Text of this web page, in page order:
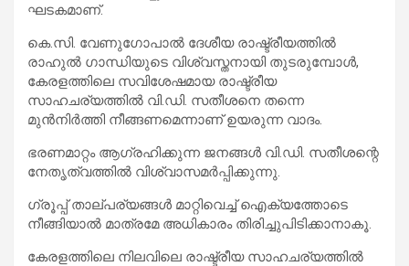
ഘടകമാണ്.
കെ.സി. വേണുഗോപാൽ ദേശീയ രാഷ്ട്രീയത്തിൽ
രാഹുൽ ഗാന്ധിയുടെ വിശ്വസ്തനായി തുടരുമ്പോൾ,
കേരളത്തിലെ സവിശേഷമായ രാഷ്ട്രീയ
സാഹചര്യത്തിൽ വി.ഡി. സതീശനെ തന്നെ
മുൻനിർത്തി നീങ്ങണമെന്നാണ് ഉയരുന്ന വാദം.
ഭരണമാറ്റം ആഗ്രഹിക്കുന്ന ജനങ്ങൾ വി.ഡി. സതീശന്റെ
നേതൃത്വത്തിൽ വിശ്വാസമർപ്പിക്കുന്നു.
ഗ്രൂപ്പ് താല്പര്യങ്ങൾ മാറ്റിവെച്ച് ഐക്യത്തോടെ
നീങ്ങിയാൽ മാത്രമേ അധികാരം തിരിച്ചുപിടിക്കാനാകൂ.
കേരളത്തിലെ നിലവിലെ രാഷ്ട്രീയ സാഹചര്യത്തിൽ